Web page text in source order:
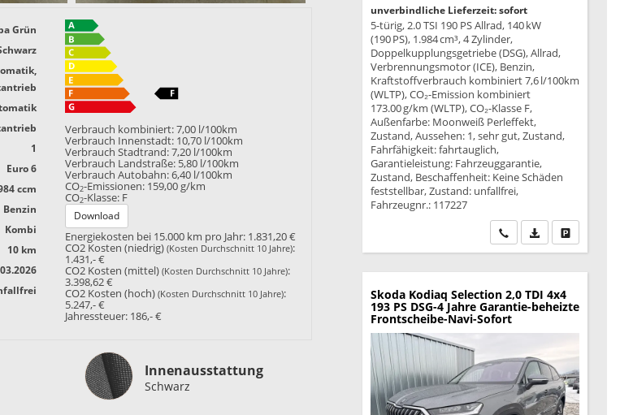
Grün
1
Euro 6
ccm
Benzin
Kombi
10 km
Verbrauch kombiniert: 7,00 l/100km
Verbrauch Innenstadt: 10,70 l/100km
Verbrauch Stadtrand: 7,20 l/100km
Verbrauch Landstraße: 5,80 l/100km
Verbrauch Autobahn: 6,40 l/100km
CO2-Emissionen: 159,00 g/km
CO2-Klasse: F
Download
Energiekosten bei 15.000 km pro Jahr: 1.831,20 €
CO2 Kosten (niedrig)(Kosten Durchschnitt 10 Jahre):
1.431,- €
CO2 Kosten (mittel)(Kosten Durchschnitt 10 Jahre):
3.398,62 €
CO2 Kosten (hoch)(Kosten Durchschnitt 10 Jahre):
5.247,- €
Jahressteuer: 186,- €
Innenausstattung
Innenausstattung
Schwarz
unverbindliche Lieferzeit: sofort
5-türig, 2.0 TSI 190 PS Allrad, 140 kW
(190 PS), 1.984 cm³, 4 Zylinder,
Doppelkupplungsgetriebe (DSG), Allrad,
Verbrennungsmotor (ICE), Benzin,
Kraftstoffverbrauch kombiniert 7,6 l/100km
(WLTP), CO₂-Emission kombiniert
173.00 g/km (WLTP), CO₂-Klasse F,
Außenfarbe: Moonweiß Perleffekt,
Zustand, Aussehen: 1, sehr gut, Zustand,
Fahrfähigkeit: fahrtauglich,
Garantieleistung: Fahrzeuggarantie,
Zustand, Beschaffenheit: Keine Schäden
feststellbar, Zustand: unfallfrei,
Fahrzeugnr.: 117227
Wir rufen Sie an
PDF-Datei,Drucken,
Skoda Kodiaq Selection 2,0 TDI 4x4
193 PS DSG-4 Jahre Garantie-beheizte
Frontscheibe-Navi-Sofort